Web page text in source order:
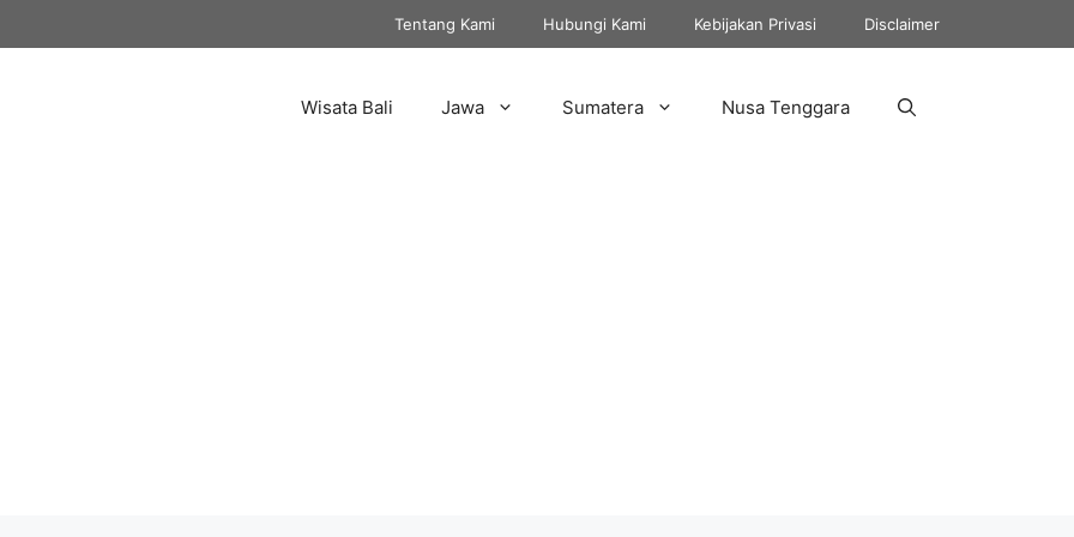
Tentang Kami Hubungi Kami Kebijakan Privasi Disclaimer
Wisata Bali Jawa Sumatera Nusa Tenggara